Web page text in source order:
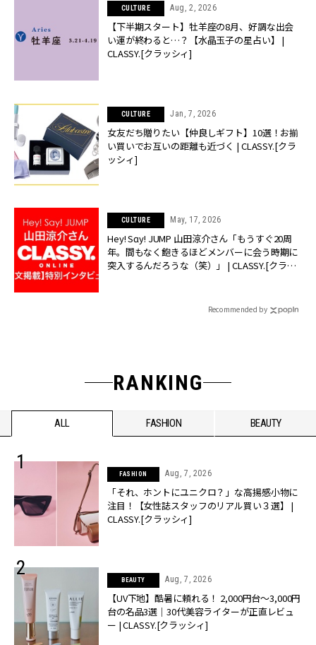
CULTURE Aug, 2, 2026
【下半期スタート】牡羊座の8月、好調な出会
い運が終わると…？【水晶玉子の星占い】 |
CLASSY.[クラッシィ]
CULTURE Jan, 7, 2026
女友だち贈りたい【仲良しギフト】10選！お揃
い買いでお互いの距離も近づく | CLASSY.[クラ
ッシィ]
CULTURE May, 17, 2026
Hey! Sɑy! JUMP 山田涼介さん「もうすぐ20周
年。間もなく飽きるほどメンバーに会う時期に
突入するんだろうな（笑）」 | CLASSY.[クラッ
Recommended by
RANKING
ALL FASHION BEAUTY
FASHION Aug, 7, 2026
「それ、ホントにユニクロ？」な高揚感小物に
注目！【女性誌スタッフのリアル買い３選】 |
CLASSY.[クラッシィ]
BEAUTY Aug, 7, 2026
【UV下地】酷暑に頼れる！ 2,000円台〜3,000円
台の名品3選｜30代美容ライターが正直レビュ
ー | CLASSY.[クラッシィ]